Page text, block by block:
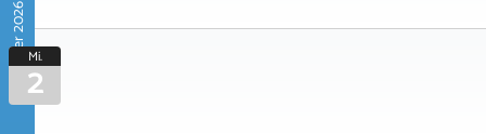
September 2026Mi.
2